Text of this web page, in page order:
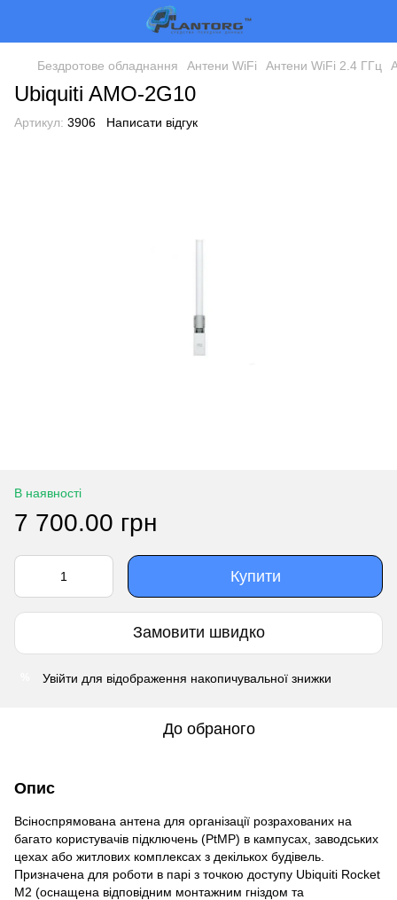
Бездротове обладнання Антени WiFi Антени WiFi 2.4 ГГц
Ubiquiti AMO-2G10
Артикул: 3906 Написати відгук
В наявності
7 700.00 грн
Купити
Замовити швидко
Увійти для відображення накопичувальної знижки
До обраного
Опис
Всіноспрямована антена для організації розрахованих на
багато користувачів підключень (PtMP) в кампусах, заводських
цехах або житлових комплексах з декількох будівель.
Призначена для роботи в парі з точкою доступу Ubiquiti Rocket
M2 (оснащена відповідним монтажним гніздом та